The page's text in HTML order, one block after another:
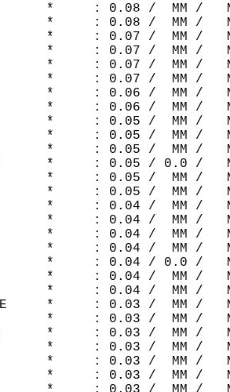
*     : 0.08 /  MM /
*     : 0.08 /  MM /
*     : 0.07 /  MM /
*     : 0.07 /  MM /
SW       *     : 0.07 /  MM /
S         *     : 0.07 /  MM /
*     : 0.06 /  MM /
N         *     : 0.06 /  MM /
*     : 0.05 /  MM /
*     : 0.05 /  MM /
*     : 0.05 /  MM /
WSW      *     : 0.05 / 0.0 /
*     : 0.05 /  MM /
SE       *     : 0.05 /  MM /
SE        *     : 0.04 /  MM /
*     : 0.04 /  MM /
*     : 0.04 /  MM /
E          *     : 0.04 /  MM /
*     : 0.04 / 0.0 /
*     : 0.04 /  MM /
N        *     : 0.04 /  MM /
SSE     *     : 0.03 /  MM /
*     : 0.03 /  MM /
SSE      *     : 0.03 /  MM /
*     : 0.03 /  MM /
*     : 0.03 /  MM /
*     : 0.03 /  MM /